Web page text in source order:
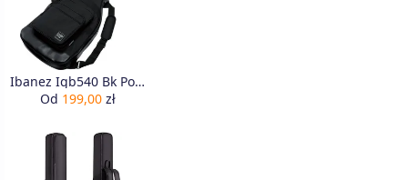
Ibanez Igb540 Bk Pokrowiec Gitara Elektryczna
Od 199,00zł